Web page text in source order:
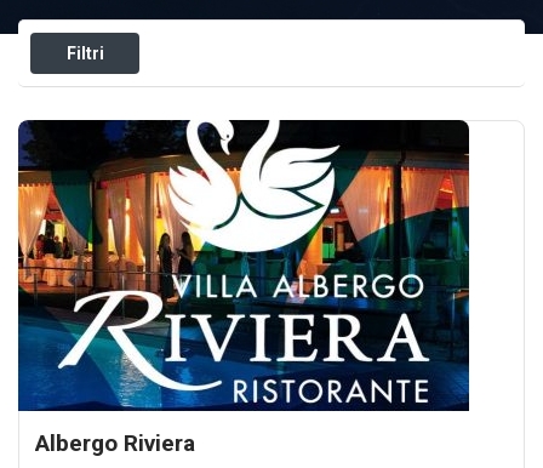
Filtri
Albergo Riviera